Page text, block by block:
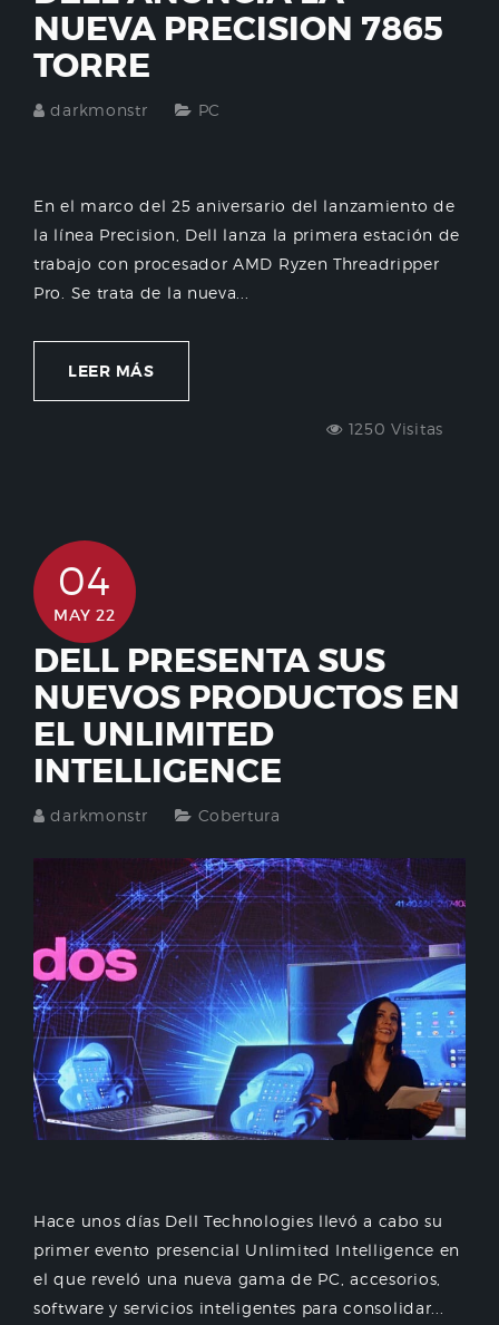
NUEVA PRECISION 7865
TORRE
darkmonstr PC
En el marco del 25 aniversario del lanzamiento de
la línea Precision, Dell lanza la primera estación de
trabajo con procesador AMD Ryzen Threadripper
Pro. Se trata de la nueva...
LEER MÁS
1250 Visitas
04
MAY 22
DELL PRESENTA SUS
NUEVOS PRODUCTOS EN
EL UNLIMITED
INTELLIGENCE
darkmonstr Cobertura
Hace unos días Dell Technologies llevó a cabo su
primer evento presencial Unlimited Intelligence en
el que reveló una nueva gama de PC, accesorios,
software y servicios inteligentes para consolidar...